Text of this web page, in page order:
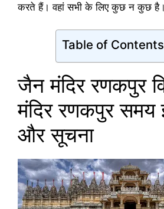
करते हैं। वहां सभी के लिए कुछ न कुछ है।
Table of Contents
जैन मंदिर रणकपुर
मंदिर रणकपुर समय
और सूचना